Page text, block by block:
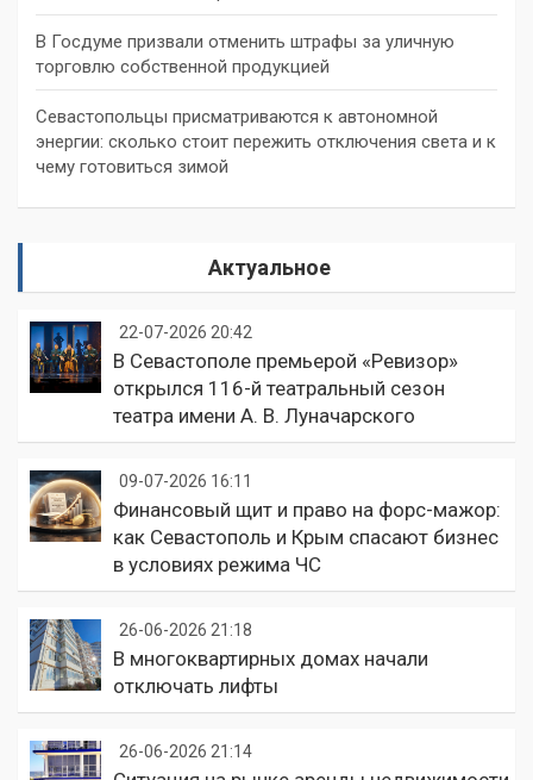
В Госдуме призвали отменить штрафы за уличную
торговлю собственной продукцией
Севастопольцы присматриваются к автономной
энергии: сколько стоит пережить отключения света и к
чему готовиться зимой
Актуальное
22-07-2026 20:42
В Севастополе премьерой «Ревизор»
открылся 116-й театральный сезон
театра имени А. В. Луначарского
09-07-2026 16:11
Финансовый щит и право на форс-мажор:
как Севастополь и Крым спасают бизнес
в условиях режима ЧС
26-06-2026 21:18
В многоквартирных домах начали
отключать лифты
26-06-2026 21:14